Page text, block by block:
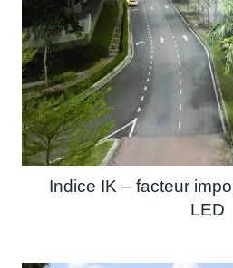
Indice IK – facteur
LED